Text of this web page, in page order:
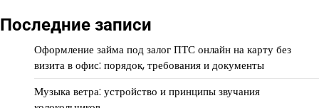
Последние записи
Оформление займа под залог ПТС онлайн на карту без
визита в офис: порядок, требования и документы
Музыка ветра: устройство и принципы звучания